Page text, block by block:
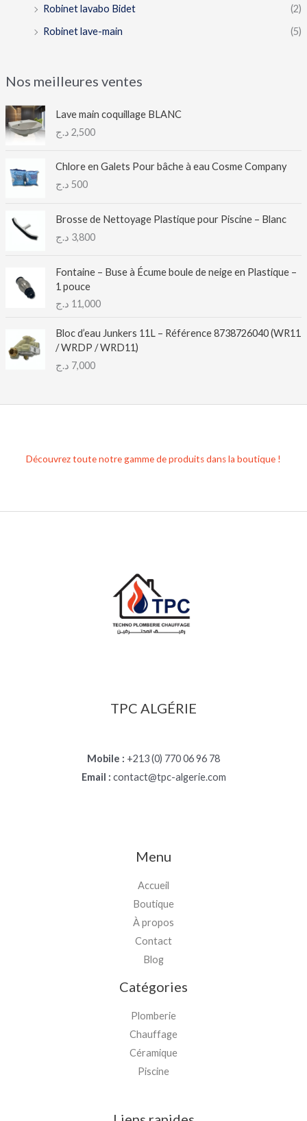
Robinet lavabo Bidet
(2)
Robinet lave-main
(5)
Nos meilleures ventes
Lave main coquillage BLANC
2,500 د.ج
Chlore en Galets Pour bâche à eau Cosme Company
500 د.ج
Brosse de Nettoyage Plastique pour Piscine – Blanc
3,800 د.ج
Fontaine – Buse à Écume boule de neige en Plastique –
1 pouce
11,000 د.ج
Bloc d’eau Junkers 11L – Référence 8738726040 (WR11
/ WRDP / WRD11)
7,000 د.ج
Découvrez toute notre gamme de produits dans la boutique !
TPC ALGÉRIE
Mobile : +213 (0) 770 06 96 78
Email : contact@tpc-algerie.com
Menu
Accueil
Boutique
À propos
Contact
Blog
Catégories
Plomberie
Chauffage
Céramique
Piscine